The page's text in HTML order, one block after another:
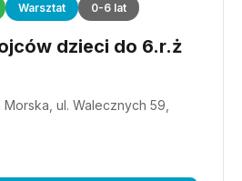
Warsztat 0-6 lat
dzieci do 6.r.ż
ul. Walecznych 59,